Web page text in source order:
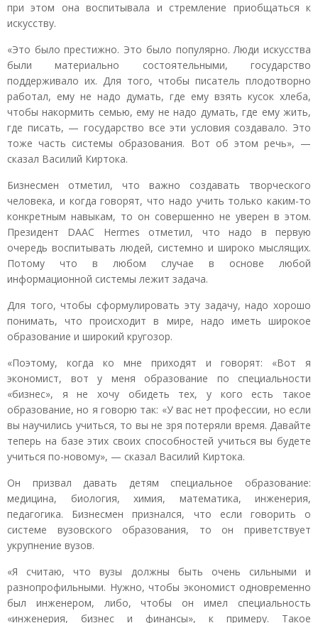
при этом она воспитывала и стремление приобщаться к
искусству.
«Это было престижно. Это было популярно. Люди искусства
были материально состоятельными, государство
поддерживало их. Для того, чтобы писатель плодотворно
работал, ему не надо думать, где ему взять кусок хлеба,
чтобы накормить семью, ему не надо думать, где ему жить,
где писать, — государство все эти условия создавало. Это
тоже часть системы образования. Вот об этом речь», —
сказал Василий Киртока.
Бизнесмен отметил, что важно создавать творческого
человека, и когда говорят, что надо учить только каким-то
конкретным навыкам, то он совершенно не уверен в этом.
Президент DAAC Hermes отметил, что надо в первую
очередь воспитывать людей, системно и широко мыслящих.
Потому что в любом случае в основе любой
информационной системы лежит задача.
Для того, чтобы сформулировать эту задачу, надо хорошо
понимать, что происходит в мире, надо иметь широкое
образование и широкий кругозор.
«Поэтому, когда ко мне приходят и говорят: «Вот я
экономист, вот у меня образование по специальности
«бизнес», я не хочу обидеть тех, у кого есть такое
образование, но я говорю так: «У вас нет профессии, но если
вы научились учиться, то вы не зря потеряли время. Давайте
теперь на базе этих своих способностей учиться вы будете
учиться по-новому», — сказал Василий Киртока.
Он призвал давать детям специальное образование:
медицина, биология, химия, математика, инженерия,
педагогика. Бизнесмен признался, что если говорить о
системе вузовского образования, то он приветствует
укрупнение вузов.
«Я считаю, что вузы должны быть очень сильными и
разнопрофильными. Нужно, чтобы экономист одновременно
был инженером, либо, чтобы он имел специальность
«инженерия, бизнес и финансы», к примеру. Такое